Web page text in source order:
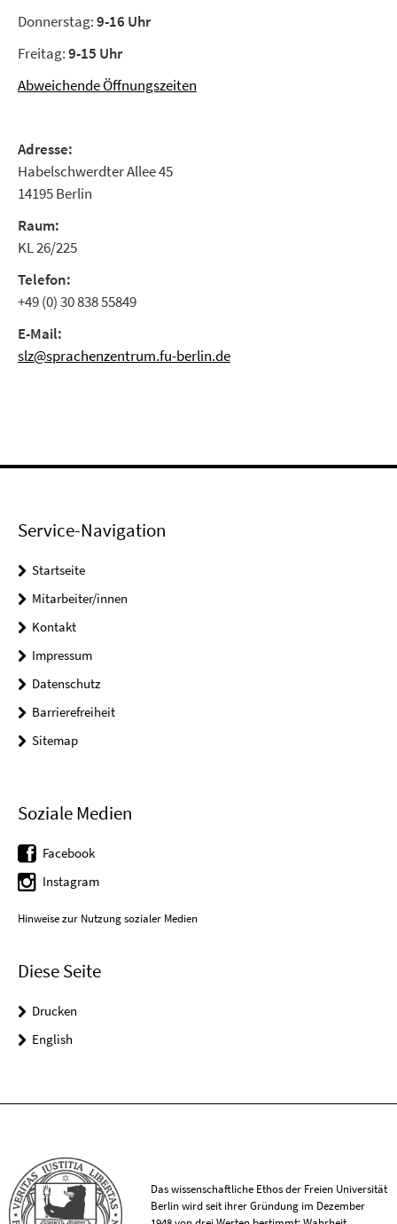
Donnerstag:9-16 Uhr
Freitag:9-15 Uhr
Abweichende Öffnungszeiten
Adresse:
Habelschwerdter Allee 45
14195 Berlin
Raum:
KL 26/225
Telefon:
+49 (0) 30 838 55849
E-Mail:
slz@sprachenzentrum.fu-berlin.de
Service-Navigation
Startseite
Mitarbeiter/innen
Kontakt
Impressum
Datenschutz
Barrierefreiheit
Sitemap
Soziale Medien
Facebook
Instagram
Hinweise zur Nutzung sozialer Medien
Diese Seite
Drucken
English
Das wissenschaftliche Ethos der Freien Universität
Berlin wird seit ihrer Gründung im Dezember